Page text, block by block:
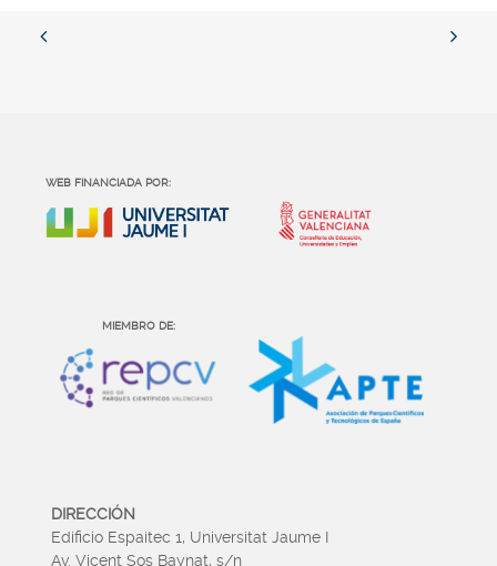
WEB FINANCIADA POR:
MIEMBRO DE:
DIRECCIÓN
Edificio Espaitec 1, Universitat Jaume I
Av. Vicent Sos Baynat, s/n